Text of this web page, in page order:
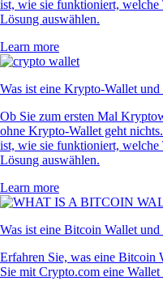
ist, wie sie funktioniert, welche
Lösung auswählen.
Learn more
Was ist eine Krypto-Wallet
Ob Sie zum ersten Mal
ohne Krypto-Wallet geht
ist, wie sie funktioniert, welche
Lösung auswählen.
Learn more
Was ist eine Bitcoin Wallet
Erfahren Sie, was eine Bitcoin
Sie mit Crypto.com eine Wallet